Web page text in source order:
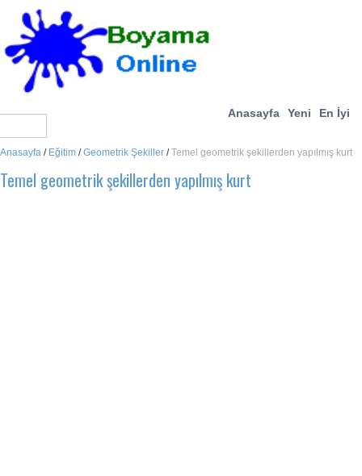
Anasayfa Yeni En İyi
Anasayfa / Eğitim /Geometrik Şekiller /Temel geometrik şekillerden yapılmış kurt
Temel geometrik şekillerden yapılmış kurt